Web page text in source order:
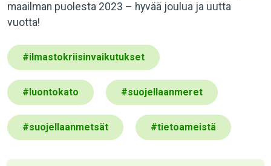
maailman puolesta 2023 – hyvää joulua ja uutta
vuotta!
#ilmastokriisinvaikutukset
#luontokato #suojellaanmeret
#suojellaanmetsät #tietoameistä